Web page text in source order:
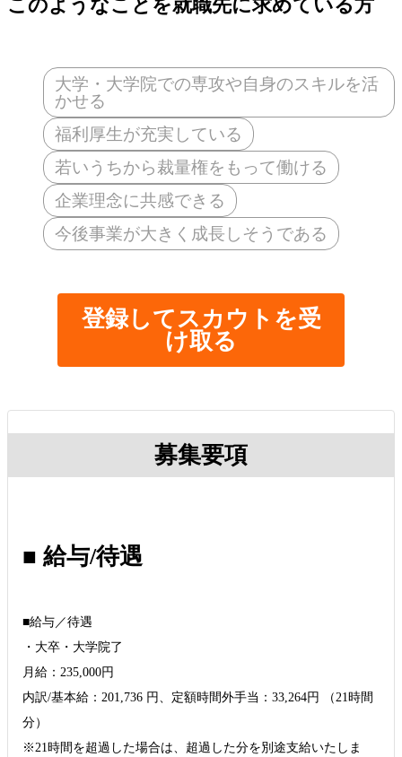
このようなことを就職先に求めている方
大学・大学院での専攻や自身のスキルを活
かせる
福利厚生が充実している
若いうちから裁量権をもって働ける
企業理念に共感できる
今後事業が大きく成長しそうである
登録してスカウトを受
け取る
募集要項
■ 給与/待遇
■給与／待遇
・大卒・大学院了
月給：235,000円
内訳/基本給：201,736 円、定額時間外手当：33,264円 （21時間
分）
※21時間を超過した場合は、超過した分を別途支給いたしま